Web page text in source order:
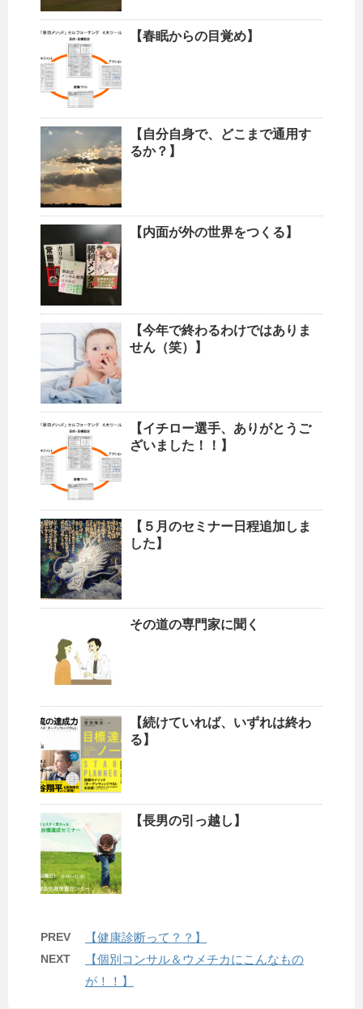
【春眠からの目覚め】
【自分自身で、どこまで通用す
るか？】
【内面が外の世界をつくる】
【今年で終わるわけではありま
せん（笑）】
【イチロー選手、ありがとうご
ざいました！！】
【５月のセミナー日程追加しま
した】
その道の専門家に聞く
【続けていれば、いずれは終わ
る】
【長男の引っ越し】
PREV 【健康診断って？？】
NEXT
【個別コンサル＆ウメチカにこんなもの
が！！】